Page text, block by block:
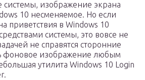
системы, изображение экрана
10 несменяемое. Но если
приветствия в Windows 10
системы, это вовсе не
не справятся сторонние
фоновое изображение любым
утилита Windows 10 Login